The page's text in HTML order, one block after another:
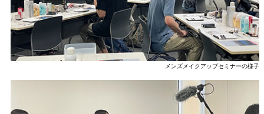
メンズメイクアップセミナーの様子